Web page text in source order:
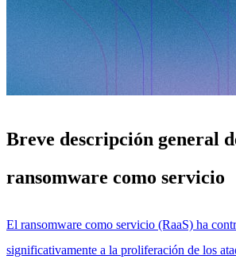
Breve descripción general
ransomware como servicio
El ransomware como servicio (RaaS) ha
significativamente a la proliferación de los